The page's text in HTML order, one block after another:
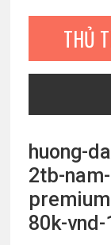
THỦ
huong-
2tb-
80k-vnd-